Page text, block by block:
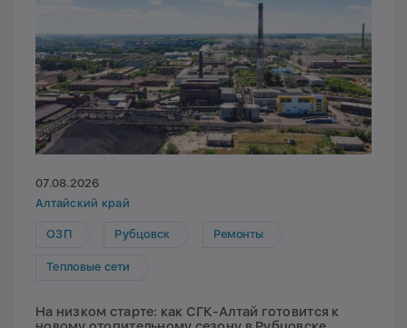
07.08.2026
Алтайский край
ОЗП Рубцовск Ремонты
Тепловые сети
На низком старте: как СГК-Алтай готовится к